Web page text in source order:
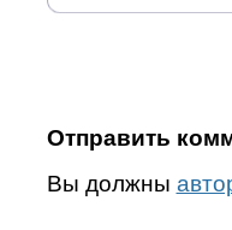
Отправить
Вы должны